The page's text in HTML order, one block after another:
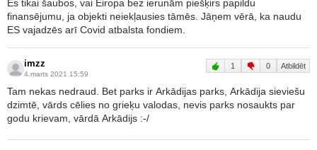
Es tikai šaubos, vai Eiropa bez ierunām piešķirs papildu
finansējumu, ja objekti neiekļausies tāmēs. Jāņem vērā, ka naudu
ES vajadzēs arī Covid atbalsta fondiem.
imzz
4.marts 2021 15:59
1 0 Atbildēt
Tam nekas nedraud. Bet parks ir Arkādijas parks, Arkādija sieviešu
dzimtē, vārds cēlies no grieķu valodas, nevis parks nosaukts par
godu krievam, vārdā Arkādijs :-/